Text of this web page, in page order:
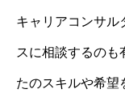
キャリアコンサル
スに相談するのも
たのスキルや希望